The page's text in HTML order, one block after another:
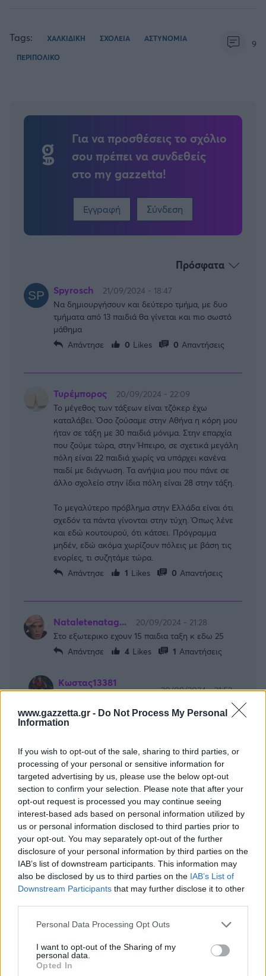
www.gazzetta.gr - Do Not Process My Personal
Information
If you wish to opt-out of the sale, sharing to third parties, or
processing of your personal or sensitive information for
targeted advertising by us, please use the below opt-out
section to confirm your selection. Please note that after your
opt-out request is processed you may continue seeing
interest-based ads based on personal information utilized by
us or personal information disclosed to third parties prior to
your opt-out. You may separately opt-out of the further
disclosure of your personal information by third parties on the
IAB’s list of downstream participants. This information may
also be disclosed by us to third parties on the IAB’s List of
Downstream Participants that may further disclose it to other
Please note that this website/app uses one or more Google
not limited to your visit or usage behaviour. You may click to
grant or deny consent to Google and its third-party tags to
use your data for below specified purposes in below Google
Personal Data Processing Opt Outs
I want to opt-out of the Sharing of my
personal data.
Opted In
Tags: ΧΑΛΚΙΔΙΚΗ ΣΧΟΛΕΙΑ
ΑΣΤΥΝΟΜΙΑ
ΠΕΡΙΠΟΛΙΚΟ
9
Για να προσθέσεις το σχόλιο
σου πρέπει να συνδεθείς
στο my gazzetta!
Εγγραφή Σύνδεση
Πρόσφατα
Spyrosch
21/09/2024 - 18:47
Να δημιουργήσουν και δεύτερο τμήμα, με δυο
τμήματα από 13 παιδιά θα γίνεται και πιο σωστό
μάθημα
Απάντησε
0 Likes 0 Απαντήσεις
Τυρέμπορος
20/09/2024 - 22:09
Το μέγεθος των τάξεων είναι τζόκερ έχω
καταλάβει. Όσο ζούσαμε στην Αθήνα η κόρη μου
ήταν σε τάξη με 30 παιδιά μόνιμα. Στην επαρχία
που ζούμε τώρα, στην Ήπειρο, σε σχετικά μεγάλη
πόλη είναι 22 παιδιά χωρίς να υπάρχει κανένα
παιδί με διάγνωση. Τα ανήψια μου που πάνε σε
άλλο σχολείο στην ίδια πόλη είναι 28 στην τάξη.
Το μεγαλύτερο πρόβλημα στην Ελλάδα είναι ότι
σχεδόν τα πάντα γίνονται στην τύχη. Όπως λένε
και εδώ κουτουρού, ότι κάτσει. Πρόγραμμα
μηδέν, εδώ ακόμα χωρίζουν πόλεις με βάση τις
ενορίες, τι συζητάμε τώρα.
Απάντησε
1 Likes 0 Απαντήσεις
Nataletenatag...
20/09/2024 - 21:28
Στο εξωτερικο εχουν 15 παιδια ταξη κ εδω 25
Απάντησε
4 Likes 1 Απαντήσεις
Κωστας13381
20/09/2024 - 21:52
Εμένα και τα 2 παιδιά μου πάντως στην Αγγλία
στο δημοτικό ήταν 30+ και στο γυμνάσιο είναι
Απάντησε
1 Likes 1 Απαντήσεις
Nataletenatag...
Κωστας13381
20/09/2024 - 23:13
Γερμανια - Σουηδια (ολες οι σκανδιναβικες) -
Τσεχια - Αμερικη (μεσο ορο 17) κ παρα πολλες
ακομα. Βασικα στις περισσοτερες.
"On average across OECD countries in 2021,
there are 21 children for every teacher working
in primary education" Κ αυτο ηταν το '21, με
τους αριθμους να μειωνονται συνεχως διοτι
μου αναφερεις το δημοτικο ιδεα δεν εχω. Αλλα
ακομα κ εκει τα νουμερα πεφτουν. Υπαρχουν
Αγγλια στους 27+ οπως αναφερεις και την
Σουηδια στους 12.